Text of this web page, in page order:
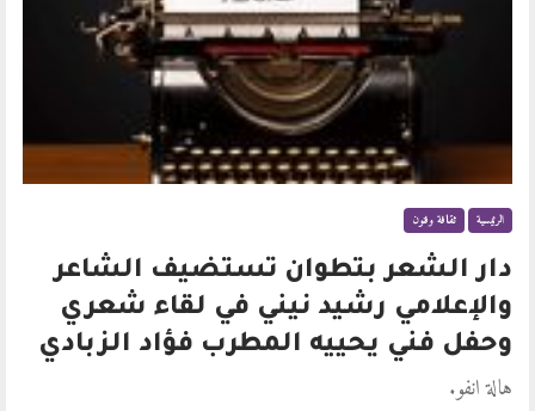
الرئيسية ثقافة وفنون
دار الشعر بتطوان تستضيف الشاعر
والإعلامي رشيد نيني في لقاء شعري
وحفل فني يحييه المطرب فؤاد الزبادي
هالة انفو.